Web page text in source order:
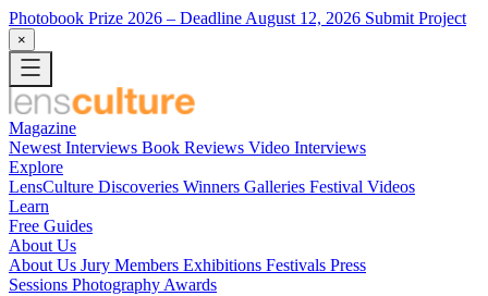
Photobook Prize 2026 – Deadline August 12, 2026 Submit Project
×
Magazine
Newest Interviews Book Reviews Video Interviews
Explore
LensCulture Discoveries Winners Galleries Festival Videos
Learn
Free Guides
About Us
About Us Jury Members Exhibitions Festivals Press
Sessions Photography Awards